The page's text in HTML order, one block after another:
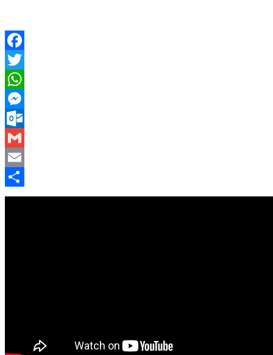
Facebook
Twitter
WhatsApp
Messenger
Outlook.com
Gmail
Email
Compartir